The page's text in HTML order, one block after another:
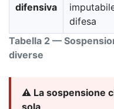
Tabella 2 —
diverse
difensiva
difesa
⚠️ La sospensione
sola